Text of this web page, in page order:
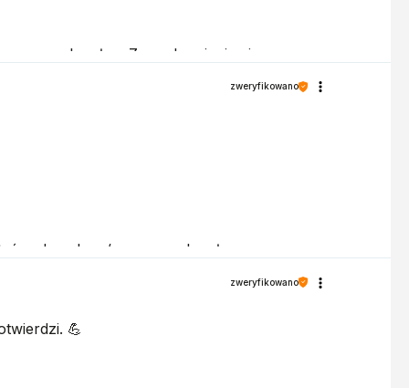
naszych usług. Z pozdrowieniami,
zadowolony/a z naszych usług.
zweryfikowano
zweryfikowano
💪